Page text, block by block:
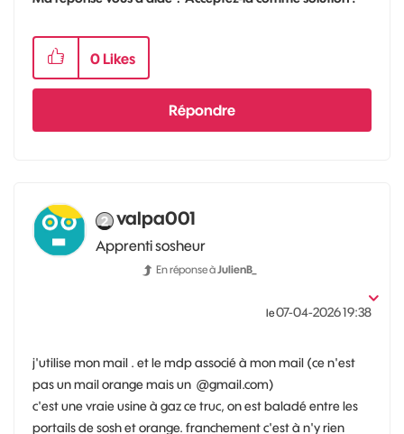
0 Likes
Répondre
valpa001
Apprenti sosheur
En réponse àJulienB_
le‎07-04-202619:38
j'utilise mon mail . et le mdp associé à mon mail (ce n'est
pas un mail orange mais un @gmail.com)
c'est une vraie usine à gaz ce truc, on est baladé entre les
portails de sosh et orange. franchement c'est à n'y rien